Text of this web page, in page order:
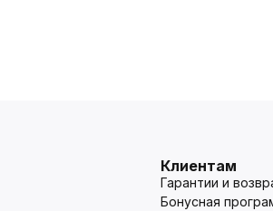
Клиентам
Гарантии и
Бонусная